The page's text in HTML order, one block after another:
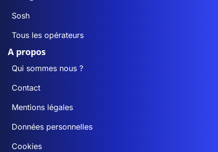
Sosh
Tous les opérateurs
A propos
Qui sommes nous ?
Contact
Mentions légales
Données personnelles
Cookies